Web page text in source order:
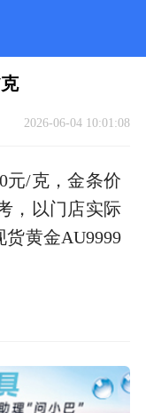
2026-06-04 10:01:08
元/克，金条价
，以门店实际
黄金AU9999